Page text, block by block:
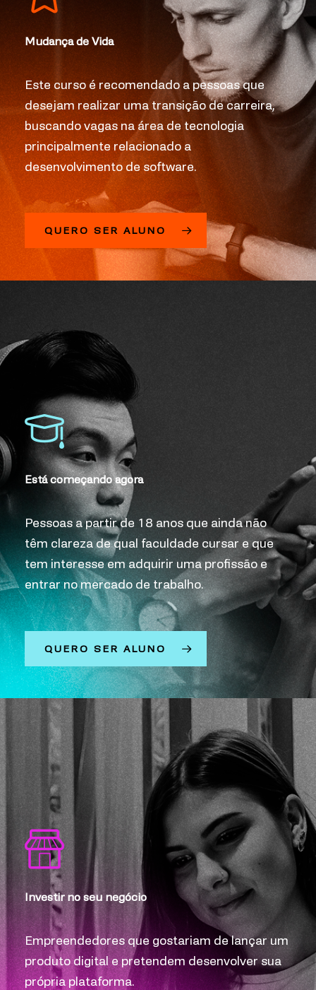
Mudança de Vida
Este curso é recomendado a pessoas que
desejam realizar uma transição de carreira,
buscando vagas na área de tecnologia
principalmente relacionado a
desenvolvimento de software.
QUERO SER ALUNO
Está começando agora
Pessoas a partir de 18 anos que ainda não
têm clareza de qual faculdade cursar e que
tem interesse em adquirir uma profissão e
entrar no mercado de trabalho.
QUERO SER ALUNO
Investir no seu negócio
Empreendedores que gostariam de lançar um
produto digital e pretendem desenvolver sua
própria plataforma.